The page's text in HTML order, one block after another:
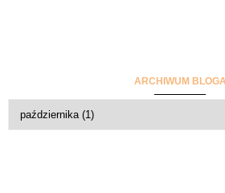
ARCHIWUM BLOGA